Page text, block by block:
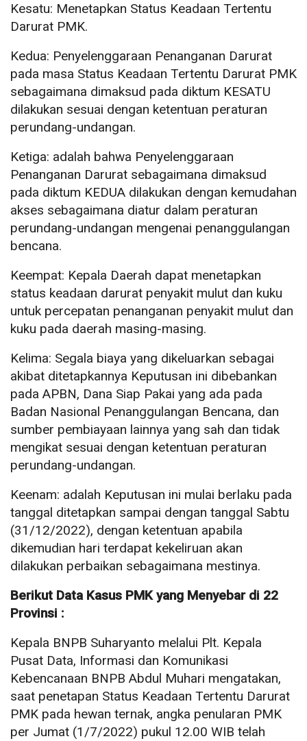
Kesatu: Menetapkan Status Keadaan Tertentu
Darurat PMK.
Kedua: Penyelenggaraan Penanganan Darurat
pada masa Status Keadaan Tertentu Darurat PMK
sebagaimana dimaksud pada diktum KESATU
dilakukan sesuai dengan ketentuan peraturan
perundang-undangan.
Ketiga: adalah bahwa Penyelenggaraan
Penanganan Darurat sebagaimana dimaksud
pada diktum KEDUA dilakukan dengan kemudahan
akses sebagaimana diatur dalam peraturan
perundang-undangan mengenai penanggulangan
bencana.
Keempat: Kepala Daerah dapat menetapkan
status keadaan darurat penyakit mulut dan kuku
untuk percepatan penanganan penyakit mulut dan
kuku pada daerah masing-masing.
Kelima: Segala biaya yang dikeluarkan sebagai
akibat ditetapkannya Keputusan ini dibebankan
pada APBN, Dana Siap Pakai yang ada pada
Badan Nasional Penanggulangan Bencana, dan
sumber pembiayaan lainnya yang sah dan tidak
mengikat sesuai dengan ketentuan peraturan
perundang-undangan.
Keenam: adalah Keputusan ini mulai berlaku pada
tanggal ditetapkan sampai dengan tanggal Sabtu
(31/12/2022), dengan ketentuan apabila
dikemudian hari terdapat kekeliruan akan
dilakukan perbaikan sebagaimana mestinya.
Berikut Data Kasus PMK yang Menyebar di 22
Provinsi :
Kepala BNPB Suharyanto melalui Plt. Kepala
Pusat Data, Informasi dan Komunikasi
Kebencanaan BNPB Abdul Muhari mengatakan,
saat penetapan Status Keadaan Tertentu Darurat
PMK pada hewan ternak, angka penularan PMK
per Jumat (1/7/2022) pukul 12.00 WIB telah